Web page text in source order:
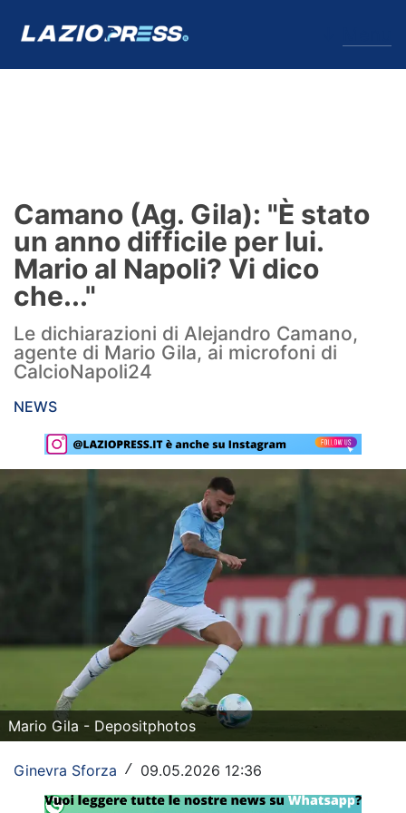
Formello
Infortuni
Primavera
Calciomercato
Rassegna Lazio
Social
Champions League
Europa League
Altri Sport
Formula 1
Vela
Camano (Ag. Gila): "È stato
un anno difficile per lui.
Mario al Napoli? Vi dico
che..."
Le dichiarazioni di Alejandro Camano,
agente di Mario Gila, ai microfoni di
CalcioNapoli24
NEWS
Mario Gila - Depositphotos
Ginevra Sforza / 09.05.2026 12:36